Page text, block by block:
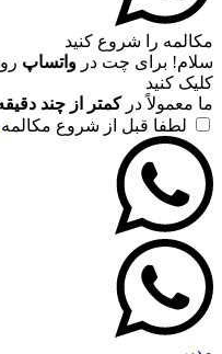
مکالمه را شروع کنید
سلام! برای چت در واتساپ
کلیک کنید
ما معمولاً درکمتر از چند
لطفا قبل از شروع مکالمه